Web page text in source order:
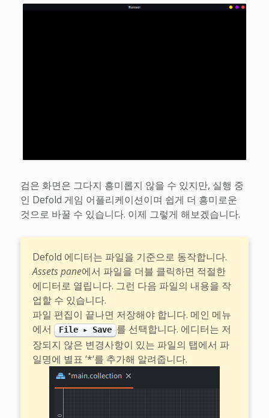
검은 화면은 그다지 흥미롭지 않을 수 있지만, 실행 중
인 Defold 게임 어플리케이션이며 쉽게 더 흥미로운
것으로 바꿀 수 있습니다. 이제 그렇게 해보겠습니다.
Defold 에디터는 파일을 기준으로 동작합니다.
Assets pane에서 파일을 더블 클릭하면 적절한
에디터로 열립니다. 그런 다음 파일의 내용을 작
업할 수 있습니다.
파일 편집이 끝나면 저장해야 합니다. 메인 메뉴
에서 File ▸ Save 를 선택합니다. 에디터는 저
장되지 않은 변경사항이 있는 파일의 탭에서 파
일명에 별표 ‘*‘를 추가해 알려줍니다.